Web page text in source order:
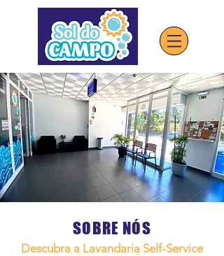
SOBRE NÓS
Descubra a Lavandaria Self-Service